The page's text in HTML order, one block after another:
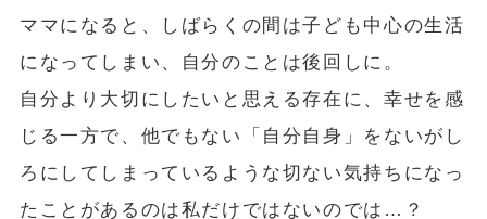
ママになると、しばらくの間は子ども中心の生活
になってしまい、自分のことは後回しに。
自分より大切にしたいと思える存在に、幸せを感
じる一方で、他でもない「自分自身」をないがし
ろにしてしまっているような切ない気持ちになっ
たことがあるのは私だけではないのでは…？